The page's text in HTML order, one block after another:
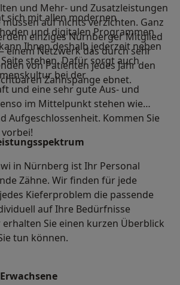
und Mehr- und Zusatzleistungen
müssen auf nichts verzichten. Ganz
einziges Nürnberger Mitglied
einem Netzwerk das durch sehr
von Patienten jedes Jahr den
Zahnspange ebnet.
sich mit allen modernen
und digitalen Programmen
Ihnen deshalb jederzeit neben
stehen. Dafür sorgt auch
bei der
und eine sehr gute Aus- und
im Mittelpunkt stehen wie
Aufgeschlossenheit. Kommen Sie
in Nürnberg ist Ihr Personal
Zähne. Wir finden für jede
Kieferproblem die passende
auf Ihre Bedürfnisse
Sie einen kurzen Überblick
tun können.